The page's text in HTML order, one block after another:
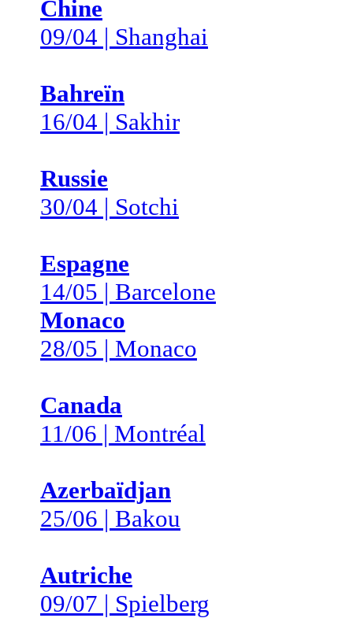
Chine
09/04 | Shanghai
Bahreïn
16/04 | Sakhir
Russie
30/04 | Sotchi
Espagne
14/05 | Barcelone
Monaco
28/05 | Monaco
Canada
11/06 | Montréal
Azerbaïdjan
25/06 | Bakou
Autriche
09/07 | Spielberg